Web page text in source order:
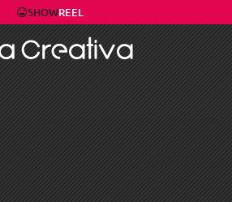
SHOWREEL